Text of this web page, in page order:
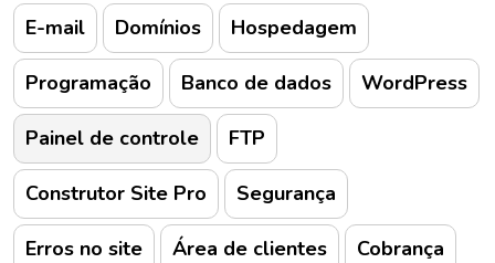
E-mail Domínios Hospedagem
Programação Banco de dados WordPress
Painel de controle FTP
Construtor Site Pro Segurança
Erros no site Área de clientes Cobrança